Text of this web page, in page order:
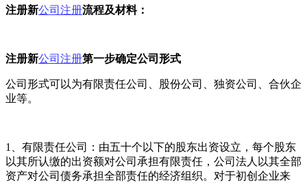
注册新公司注册流程及材料：
注册新公司注册第一步确定公司形式
公司形式可以为有限责任公司、股份公司、独资公司、合伙企
业等。
1、有限责任公司：由五十个以下的股东出资设立，每个股东
以其所认缴的出资额对公司承担有限责任，公司法人以其全部
资产对公司债务承担全部责任的经济组织。对于初创企业来